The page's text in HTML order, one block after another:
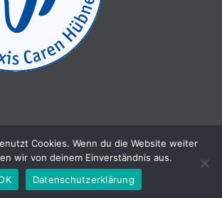
- 2026 | Dipl. Stomat. Caren Hübner M.sc.
Cookies. Wenn du die Website weiter
wir von deinem Einverständnis aus.
Datenschutzerklärung